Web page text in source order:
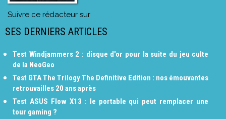
Suivre ce rédacteur sur
SES DERNIERS ARTICLES
Test Windjammers 2 : disque d'or pour la suite du jeu culte
de la NeoGeo
Test GTA The Trilogy The Definitive Edition : nos émouvantes
retrouvailles 20 ans après
Test ASUS Flow X13 : le portable qui peut remplacer une
tour gaming ?